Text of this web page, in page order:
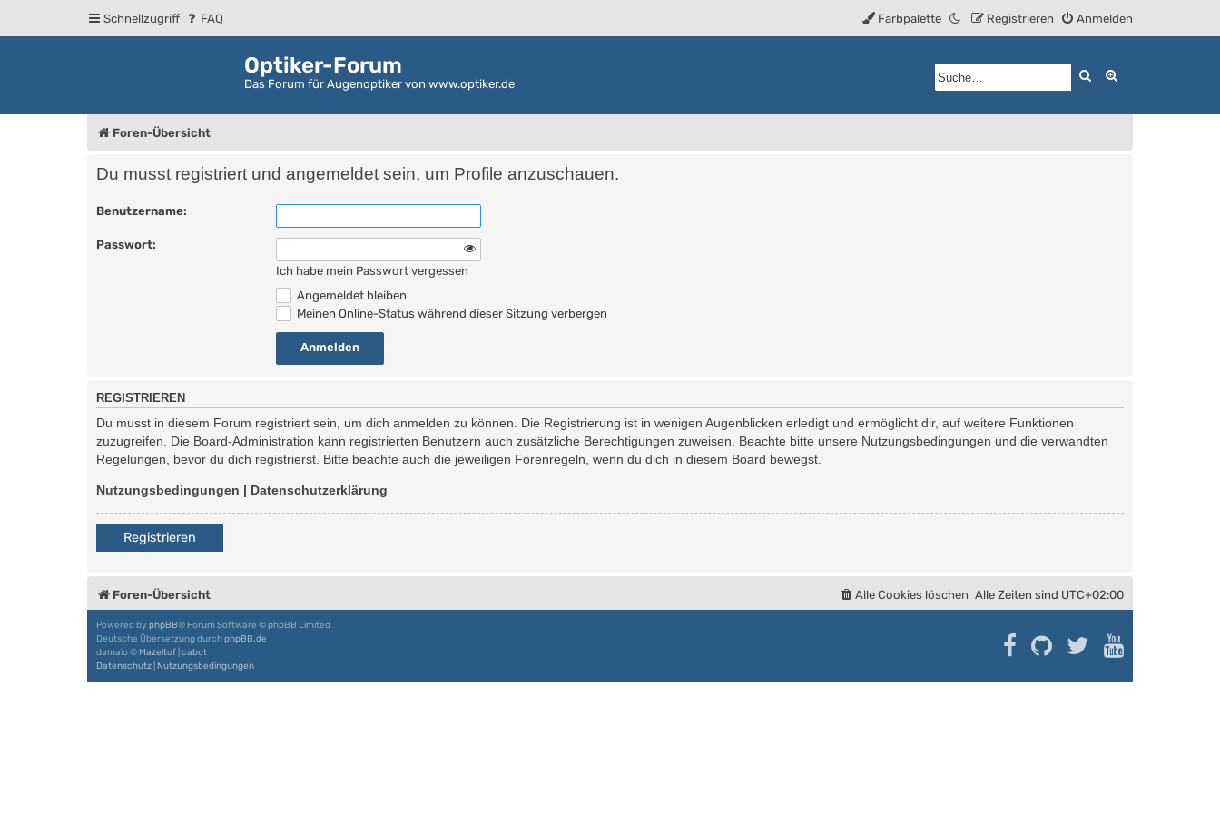
Schnellzugriff FAQ Anmelden
Registrieren
Farbpalette
Optiker-Forum
Das Forum für Augenoptiker von www.optiker.de
Suche
Foren-Übersicht
Du musst registriert und angemeldet sein, um Profile anzuschauen.
Benutzername:
Passwort:
Ich habe mein Passwort vergessen
Angemeldet bleiben
Meinen Online-Status während dieser Sitzung verbergen
REGISTRIEREN
Du musst in diesem Forum registriert sein, um dich anmelden zu können. Die Registrierung ist in wenigen Augenblicken erledigt und ermöglicht dir, auf weitere Funktionen
zuzugreifen. Die Board-Administration kann registrierten Benutzern auch zusätzliche Berechtigungen zuweisen. Beachte bitte unsere Nutzungsbedingungen und die verwandten
Regelungen, bevor du dich registrierst. Bitte beachte auch die jeweiligen Forenregeln, wenn du dich in diesem Board bewegst.
Nutzungsbedingungen | Datenschutzerklärung
Registrieren
Foren-Übersicht Alle Zeiten sind UTC+02:00
Alle Cookies löschen
Powered by phpBB® Forum Software © phpBB Limited
Deutsche Übersetzung durchphpBB.de
damaïo © Mazeltof cabot
Datenschutz Nutzungsbedingungen